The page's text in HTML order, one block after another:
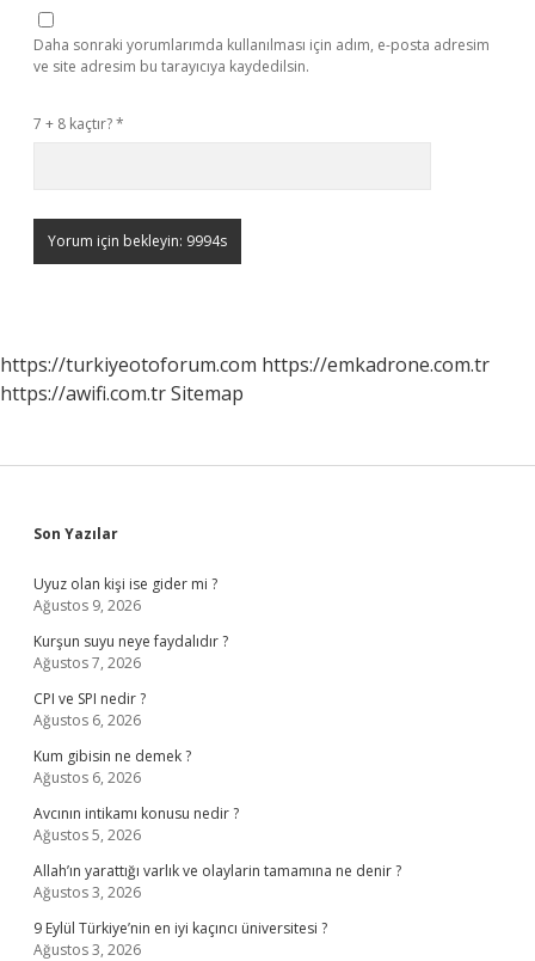
Daha sonraki yorumlarımda kullanılması için adım, e-posta adresim
ve site adresim bu tarayıcıya kaydedilsin.
7 + 8 kaçtır?*
https://turkiyeotoforum.com https://emkadrone.com.tr
https://awifi.com.trSitemap
Sidebar
Son Yazılar
Uyuz olan kişi ise gider mi ?
Ağustos 9, 2026
Kurşun suyu neye faydalıdır ?
Ağustos 7, 2026
CPI ve SPI nedir ?
Ağustos 6, 2026
Kum gibisin ne demek ?
Ağustos 6, 2026
Avcının intikamı konusu nedir ?
Ağustos 5, 2026
Allah’ın yarattığı varlık ve olaylarin tamamına ne denir ?
Ağustos 3, 2026
9 Eylül Türkiye’nin en iyi kaçıncı üniversitesi ?
Ağustos 3, 2026